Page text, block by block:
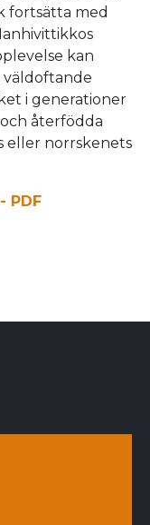
fortsätta med
kan
väldoftande
i generationer
återfödda
eller norrskenets
PDF